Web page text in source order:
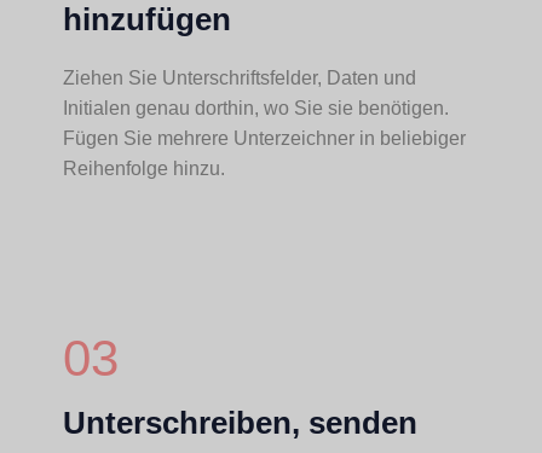
hinzufügen
Ziehen Sie Unterschriftsfelder, Daten und
Initialen genau dorthin, wo Sie sie benötigen.
Fügen Sie mehrere Unterzeichner in beliebiger
Reihenfolge hinzu.
03
Unterschreiben, senden